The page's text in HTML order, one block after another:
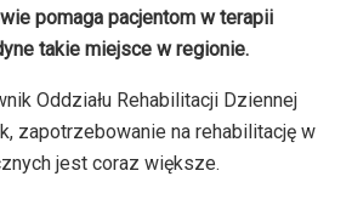
pomaga pacjentom w terapii
takie miejsce w regionie.
Oddziału Rehabilitacji Dziennej
zapotrzebowanie na rehabilitację w
jest coraz większe.